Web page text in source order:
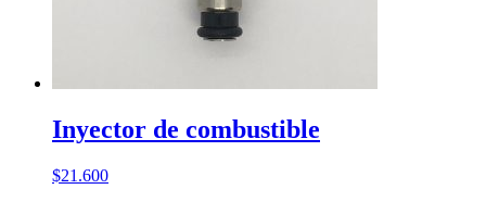
Inyector de combustible
$21.600